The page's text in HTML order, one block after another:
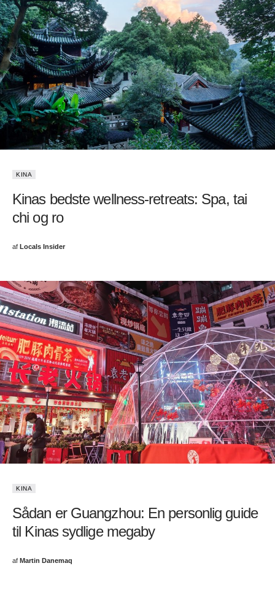
KINA
Kinas bedste wellness-retreats: Spa, tai
chi og ro
af Locals Insider
KINA
Sådan er Guangzhou: En personlig guide
til Kinas sydlige megaby
af Martin Danemaq